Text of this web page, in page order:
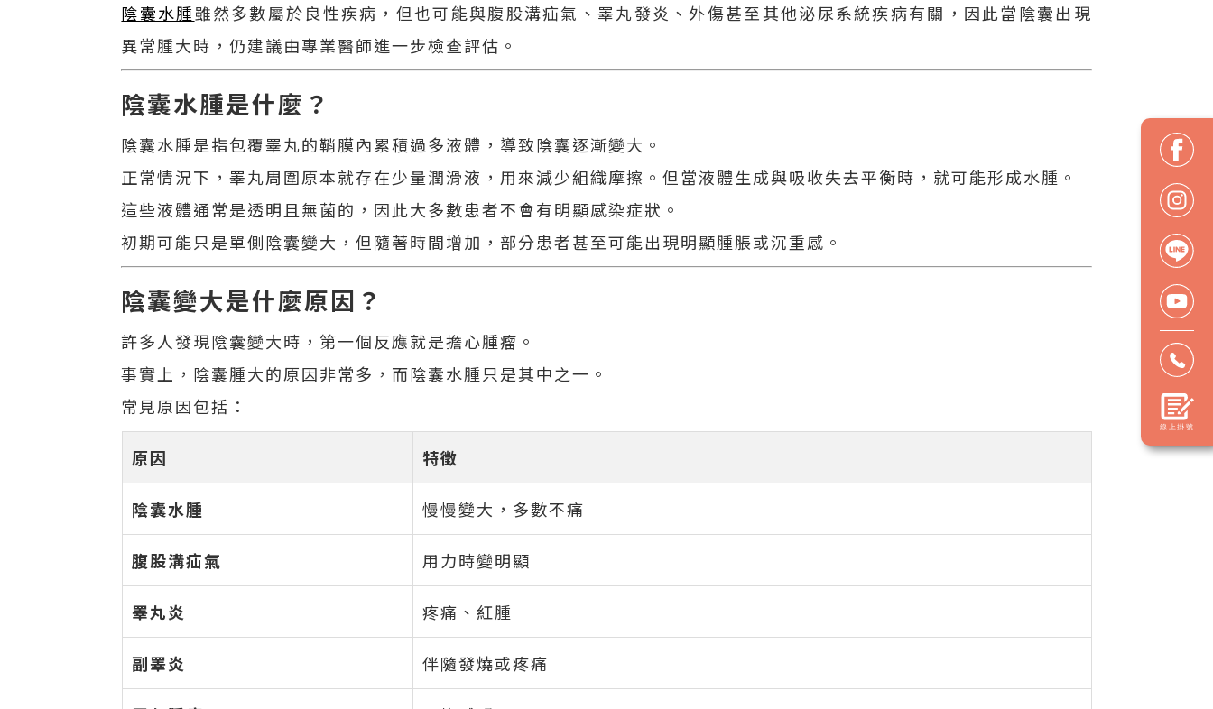
陰囊水腫雖然多數屬於良性疾病，但也可能與腹股溝疝氣、睪丸發炎、外傷甚至其他泌尿系統疾病有關，因此當陰囊出現
異常腫大時，仍建議由專業醫師進一步檢查評估。
陰囊水腫是什麼？
陰囊水腫是指包覆睪丸的鞘膜內累積過多液體，導致陰囊逐漸變大。
正常情況下，睪丸周圍原本就存在少量潤滑液，用來減少組織摩擦。但當液體生成與吸收失去平衡時，就可能形成水腫。
這些液體通常是透明且無菌的，因此大多數患者不會有明顯感染症狀。
初期可能只是單側陰囊變大，但隨著時間增加，部分患者甚至可能出現明顯腫脹或沉重感。
陰囊變大是什麼原因？
許多人發現陰囊變大時，第一個反應就是擔心腫瘤。
事實上，陰囊腫大的原因非常多，而陰囊水腫只是其中之一。
常見原因包括：
原因 特徵
陰囊水腫 慢慢變大，多數不痛
腹股溝疝氣 用力時變明顯
睪丸炎 疼痛、紅腫
副睪炎 伴隨發燒或疼痛